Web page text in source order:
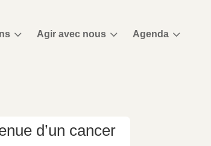
3 Agir avec nous 3 Agenda 3
d’un cancer